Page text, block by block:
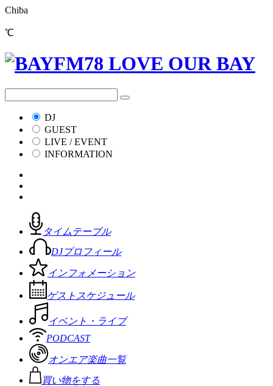
Chiba
℃
DJ
GUEST
LIVE / EVENT
INFORMATION
タイムテーブル
DJプロフィール
インフォメーション
ゲストスケジュール
イベント・ライブ
PODCAST
オンエア楽曲一覧
買い物をする